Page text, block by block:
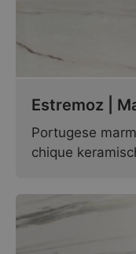
Estremoz |
Portugese
chique